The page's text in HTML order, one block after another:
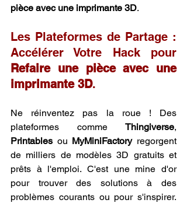
pièce avec une imprimante 3D.
Les Plateformes de Partage :
Refaire une pièce avec une
imprimante 3D.
Ne réinventez pas la roue ! Des
plateformes comme Thingiverse
Printables ou MyMiniFactory regorgent
de milliers de modèles 3D gratuits et
prêts à l'emploi. C'est une mine d'or
pour trouver des solutions à des
problèmes courants ou pour s'inspirer.